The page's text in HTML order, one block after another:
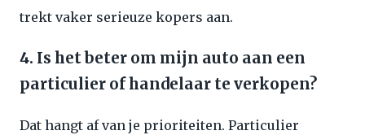
trekt vaker serieuze kopers aan.
4. Is het beter om mijn auto aan een
particulier of handelaar te verkopen?
Dat hangt af van je prioriteiten. Particulier